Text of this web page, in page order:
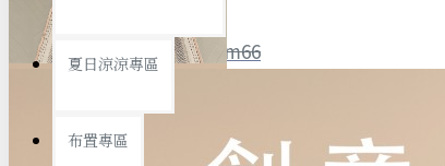
聯絡我們 ID : @ym66
優惠活動 最新活動
旅行收納
汽機車用品
夏日涼涼專區
布置專區